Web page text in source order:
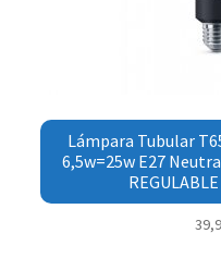
Lámpara Tubular
6,5w=25w E27